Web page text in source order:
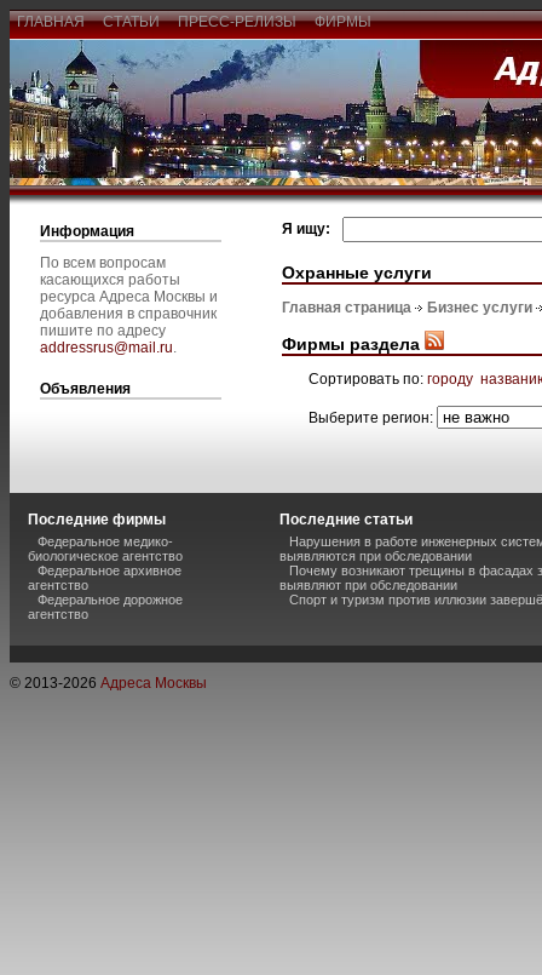
ГЛАВНАЯ СТАТЬИ ПРЕСС-РЕЛИЗЫ ФИРМЫ
Информация
По всем вопросам
касающихся работы
ресурса Адреса Москвы и
добавления в справочник
пишите по адресу
addressrus@mail.ru.
Объявления
Я ищу:
Охранные услуги
Главная страница Бизнес услуги
Фирмы раздела
Сортировать по: городу
Выберите регион:
Последние фирмы
Федеральное медико-
биологическое агентство
Федеральное архивное
агентство
Федеральное дорожное
агентство
Последние статьи
Нарушения в работе инженерных
выявляются при обследовании
Почему возникают трещины в фасадах
выявляют при обследовании
Спорт и туризм против иллюзии
© 2013-2026 Адреса Москвы